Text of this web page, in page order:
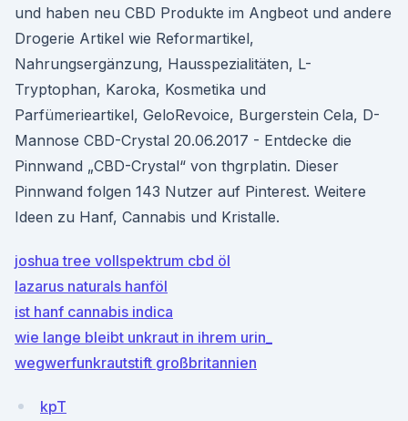
und haben neu CBD Produkte im Angbeot und andere
Drogerie Artikel wie Reformartikel,
Nahrungsergänzung, Hausspezialitäten, L-
Tryptophan, Karoka, Kosmetika und
Parfümerieartikel, GeloRevoice, Burgerstein Cela, D-
Mannose CBD-Crystal 20.06.2017 - Entdecke die
Pinnwand „CBD-Crystal“ von thgrplatin. Dieser
Pinnwand folgen 143 Nutzer auf Pinterest. Weitere
Ideen zu Hanf, Cannabis und Kristalle.
joshua tree vollspektrum cbd öl
lazarus naturals hanföl
ist hanf cannabis indica
wie lange bleibt unkraut in ihrem urin_
wegwerfunkrautstift großbritannien
kpT